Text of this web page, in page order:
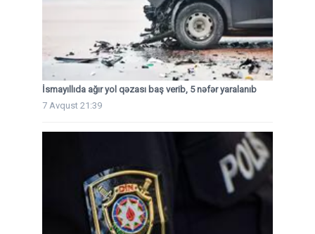
İsmayıllıda ağır yol qəzası baş verib, 5 nəfər yaralanıb
7 Avqust 21:39